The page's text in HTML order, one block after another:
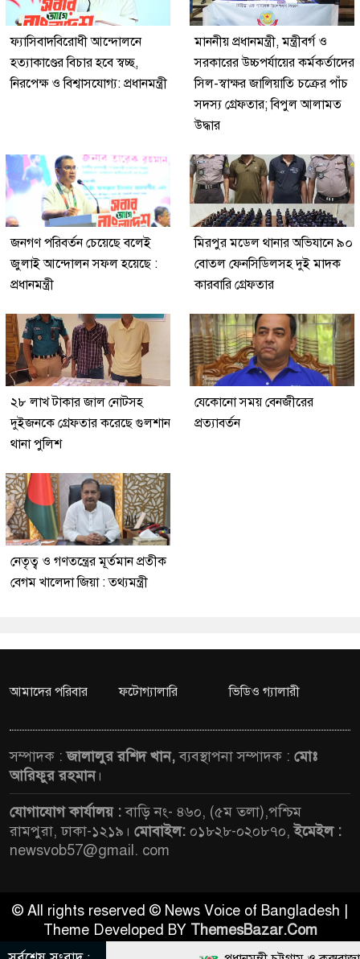
ফ্যাসিবাদবিরোধী আন্দোলনে
হত্যাকাণ্ডের বিচার হবে স্বচ্ছ,
নিরপেক্ষ ও বিশ্বাসযোগ্য: প্রধানমন্ত্রী
মাননীয় প্রধানমন্ত্রী, মন্ত্রীবর্গ ও
সরকারের উচ্চপর্যায়ের কর্মকর্তাদের
সিল-স্বাক্ষর জালিয়াতি চক্রের পাঁচ
সদস্য গ্রেফতার; বিপুল আলামত
উদ্ধার
জনগণ পরিবর্তন চেয়েছে বলেই
জুলাই আন্দোলন সফল হয়েছে :
প্রধানমন্ত্রী
মিরপুর মডেল থানার অভিযানে ৯০
বোতল ফেনসিডিলসহ দুই মাদক
কারবারি গ্রেফতার
২৮ লাখ টাকার জাল নোটসহ
দুইজনকে গ্রেফতার করেছে গুলশান
থানা পুলিশ
যেকোনো সময় বেনজীরের
প্রত্যাবর্তন
নেতৃত্ব ও গণতন্ত্রের মূর্তমান প্রতীক
বেগম খালেদা জিয়া : তথ্যমন্ত্রী
আমাদের পরিবার ফটোগ্যালারি ভিডিও গ্যালারী
সম্পাদক :জালালুর রশিদ খান,ব্যবস্থাপনা সম্পাদক : মোঃ
আরিফুর রহমান।
যোগাযোগ কার্যালয় :বাড়ি নং- ৪৬০, (৫ম তলা),পশ্চিম
রামপুরা, ঢাকা-১২১৯। মোবাইল: ০১৮২৮-০২০৮৭০,ইমেইল :
newsvob57@gmail. com
© All rights reserved © News Voice of Bangladesh |
Theme Developed BY ThemesBazar.Com